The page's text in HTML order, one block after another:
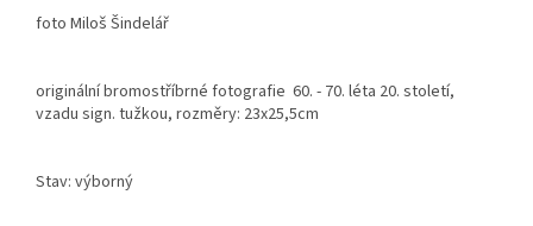
foto Miloš Šindelář
originální bromostříbrné fotografie 60. - 70. léta 20. století,
vzadu sign. tužkou, rozměry: 23x25,5cm
Stav: výborný